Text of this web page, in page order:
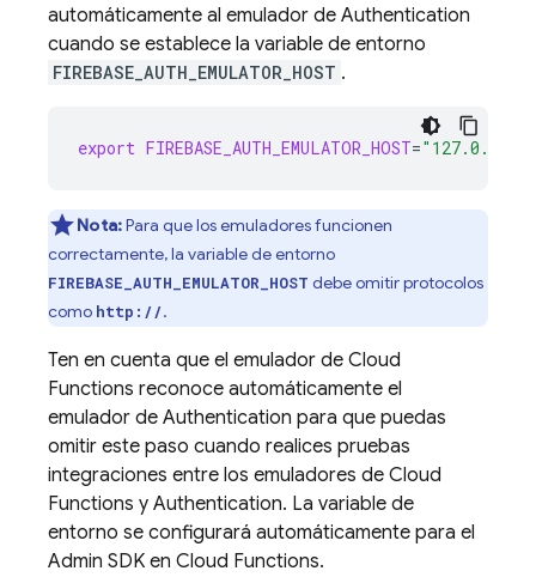
automáticamente al emulador de Authentication
cuando se establece la variable de entorno
FIREBASE_AUTH_EMULATOR_HOST .
export FIREBASE_AUTH_EMULATOR_HOST=
Nota:Para que los emuladores funcionen
correctamente, la variable de entorno
FIREBASE_AUTH_EMULATOR_HOST debe omitir protocolos
como http://.
Ten en cuenta que el emulador de Cloud
Functions reconoce automáticamente el
emulador de Authentication para que puedas
omitir este paso cuando realices pruebas
integraciones entre los emuladores de Cloud
Functions y Authentication. La variable de
entorno se configurará automáticamente para el
Admin SDK en Cloud Functions.